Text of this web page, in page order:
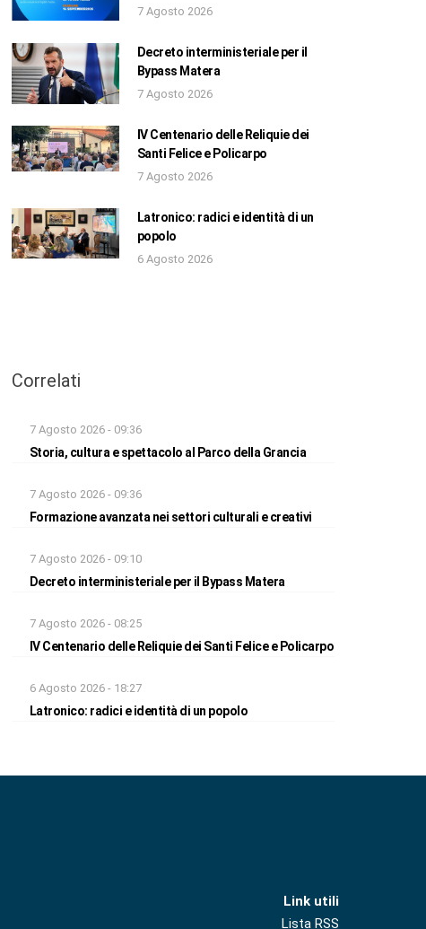
7 Agosto 2026
Decreto interministeriale per il
Bypass Matera
7 Agosto 2026
IV Centenario delle Reliquie dei
Santi Felice e Policarpo
7 Agosto 2026
Latronico: radici e identità di un
popolo
6 Agosto 2026
Correlati
7 Agosto 2026 - 09:36
Storia, cultura e spettacolo al Parco della Grancia
7 Agosto 2026 - 09:36
Formazione avanzata nei settori culturali e creativi
7 Agosto 2026 - 09:10
Decreto interministeriale per il Bypass Matera
7 Agosto 2026 - 08:25
IV Centenario delle Reliquie dei Santi Felice e Policarpo
6 Agosto 2026 - 18:27
Latronico: radici e identità di un popolo
Link utili
Lista RSS